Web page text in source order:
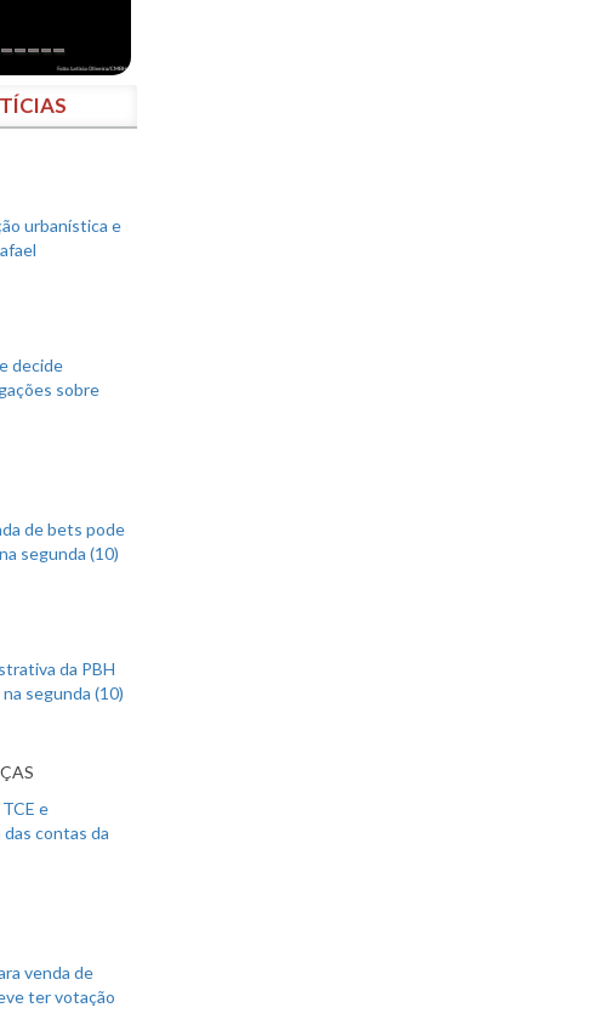
urbanística e
decide
sobre
de bets pode
segunda (10)
da PBH
segunda (10)
e
contas da
venda de
ter votação